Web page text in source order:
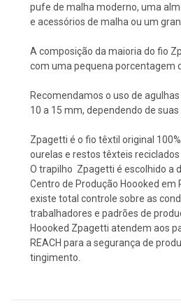
pufe de malha moderno, uma
e acessórios de malha ou um
A composição da maioria do fio
com uma pequena porcentagem
Recomendamos o uso de
10 a 15 mm, dependendo de
Zpagetti é o fio têxtil original
ourelas e restos têxteis
O trapilho Zpagetti é escolhido a
Centro de Produção Hoooked em
existe total controle sobre as
trabalhadores e padrões de
Hoooked Zpagetti atendem aos
REACH para a segurança de
tingimento.